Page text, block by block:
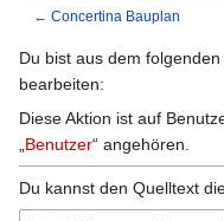
← Concertina Bauplan
Du bist aus dem
bearbeiten:
Diese Aktion ist auf
Benutzer“ angehören.
Du kannst den Quelltext